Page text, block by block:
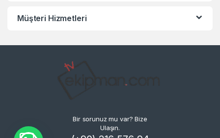
Müşteri Hizmetleri
Bir sorunuz mu var? Bize
Ulaşın.